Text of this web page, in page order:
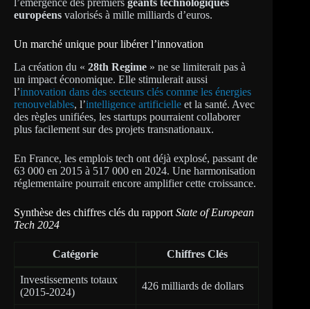
l’émergence des premiers géants technologiques
européens valorisés à mille milliards d’euros.
Un marché unique pour libérer l’innovation
La création du « 28th Regime » ne se limiterait pas à
un impact économique. Elle stimulerait aussi
l’innovation dans des secteurs clés comme les énergies
renouvelables, l’intelligence artificielle et la santé. Avec
des règles unifiées, les startups pourraient collaborer
plus facilement sur des projets transnationaux.
En France, les emplois tech ont déjà explosé, passant de
63 000 en 2015 à 517 000 en 2024. Une harmonisation
réglementaire pourrait encore amplifier cette croissance.
Synthèse des chiffres clés du rapport State of European
Tech 2024
Catégorie Chiffres Clés
Investissements totaux
(2015-2024)
426 milliards de dollars